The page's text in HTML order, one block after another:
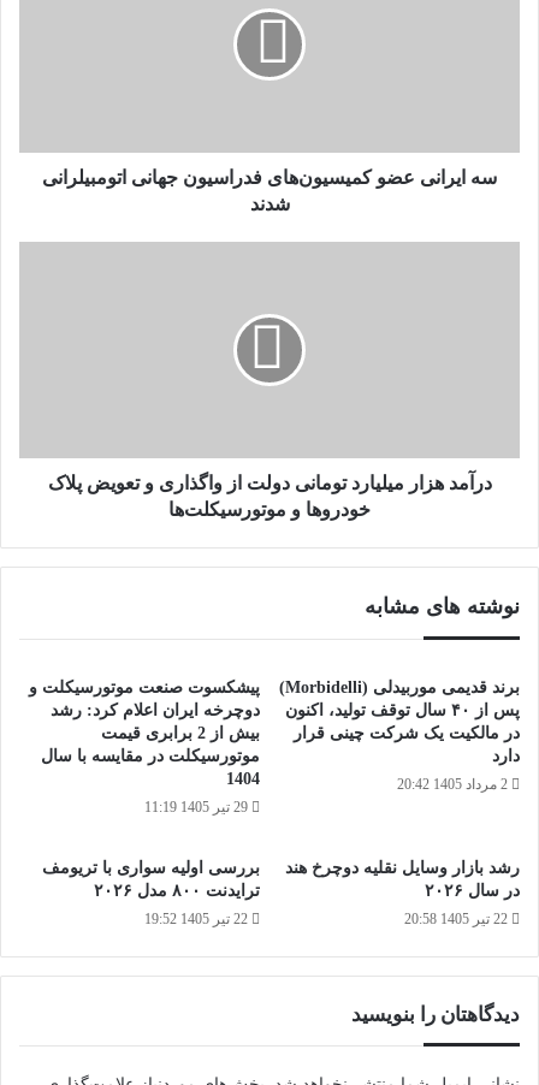
سه ایرانی عضو کمیسیون‌های فدراسیون جهانی اتومبیلرانی
شدند
تعویض
پلاکدرآمد هزار میلیارد تومانی دولت از واگذاری و تعویض پلاک
خودروها و موتورسیکلت‌ها
نوشته های مشابه
برند قدیمی موربیدلی (Morbidelli)
پس از ۴۰ سال توقف تولید، اکنون
در مالکیت یک شرکت چینی قرار
دارد
2 مرداد 1405 20:42
پیشکسوت صنعت موتورسیکلت و
دوچرخه ایران اعلام کرد: رشد
بیش از 2 برابری قیمت
موتورسیکلت در مقایسه با سال
1404
29 تیر 1405 11:19
رشد بازار وسایل نقلیه دوچرخ هند
در سال ۲۰۲۶
22 تیر 1405 20:58
بررسی اولیه سواری با تریومف
ترایدنت ۸۰۰ مدل ۲۰۲۶
22 تیر 1405 19:52
دیدگاهتان را بنویسید